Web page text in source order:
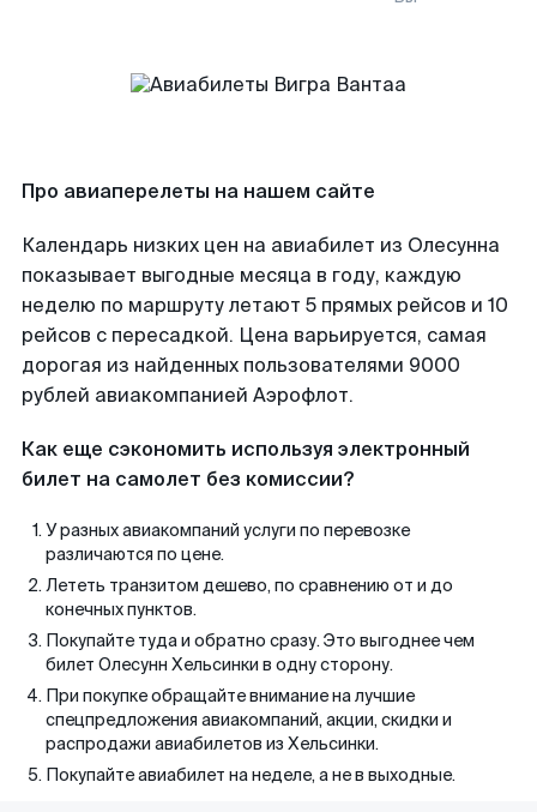
Про авиаперелеты на нашем сайте
Календарь низких цен на авиабилет из Олесунна
показывает выгодные месяца в году, каждую
неделю по маршруту летают 5 прямых рейсов и 10
рейсов с пересадкой. Цена варьируется, самая
дорогая из найденных пользователями 9000
рублей авиакомпанией Аэрофлот.
Как еще сэкономить используя электронный
билет на самолет без комиссии?
У разных авиакомпаний услуги по перевозке
различаются по цене.
Лететь транзитом дешево, по сравнению от и до
конечных пунктов.
Покупайте туда и обратно сразу. Это выгоднее чем
билет Олесунн Хельсинки в одну сторону.
При покупке обращайте внимание на лучшие
спецпредложения авиакомпаний, акции, скидки и
распродажи авиабилетов из Хельсинки.
Покупайте авиабилет на неделе, а не в выходные.